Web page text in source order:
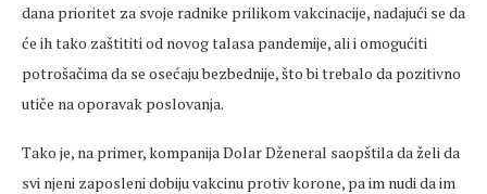
dana prioritet za svoje radnike prilikom vakcinacije, nadajući se da
će ih tako zaštititi od novog talasa pandemije, ali i omogućiti
potrošačima da se osećaju bezbednije, što bi trebalo da pozitivno
utiče na oporavak poslovanja.
Tako je, na primer, kompanija Dolar Dženeral saopštila da želi da
svi njeni zaposleni dobiju vakcinu protiv korone, pa im nudi da im